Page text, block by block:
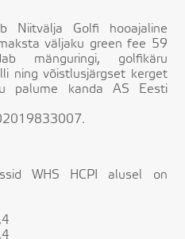
Niitvälja Golfi hooajaline
väljaku green fee 59
mänguringi, golfikäru
ning võistlusjärgset kerget
palume kanda AS Eesti
WHS HCPI alusel on